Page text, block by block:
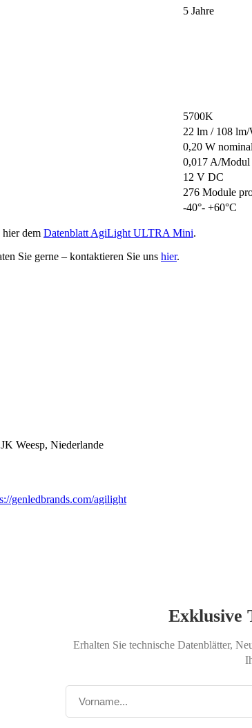
5 Jahre
5700K
22 lm / 108 lm/
0,20 W
0,017 A/Modul
12 V DC
276 Module
-40°- +60°C
hier dem Datenblatt AgiLight ULTRA Mini.
Sie gerne – kontaktieren Sie uns hier.
Weesp, Niederlande
genledbrands.com/agilight
Exklusive
Erhalten Sie technische Datenblätter,